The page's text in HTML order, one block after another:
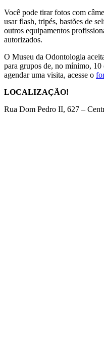
Você pode tirar fotos com
usar flash, tripés, bastões de
outros equipamentos
autorizados.
O Museu da Odontologia
para grupos de, no mínimo, 10
agendar uma visita, acesse o
LOCALIZAÇÃO!
Rua Dom Pedro II, 627 –